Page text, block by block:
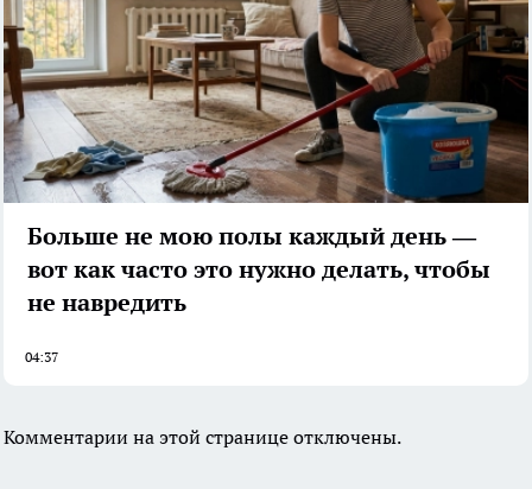
Больше не мою полы каждый день —
вот как часто это нужно делать, чтобы
не навредить
04:37
Комментарии на этой странице отключены.